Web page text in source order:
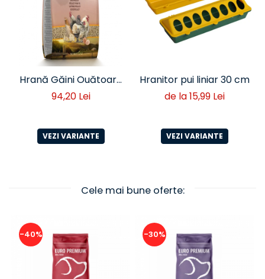
Hrană Găini Ouătoare
Peleți Deli Nature 20 kg
94,20 Lei
VEZI VARIANTE
Hranitor pui liniar 30 cm
de la 15,99 Lei
VEZI VARIANTE
Cele mai bune oferte:
-40% -30%